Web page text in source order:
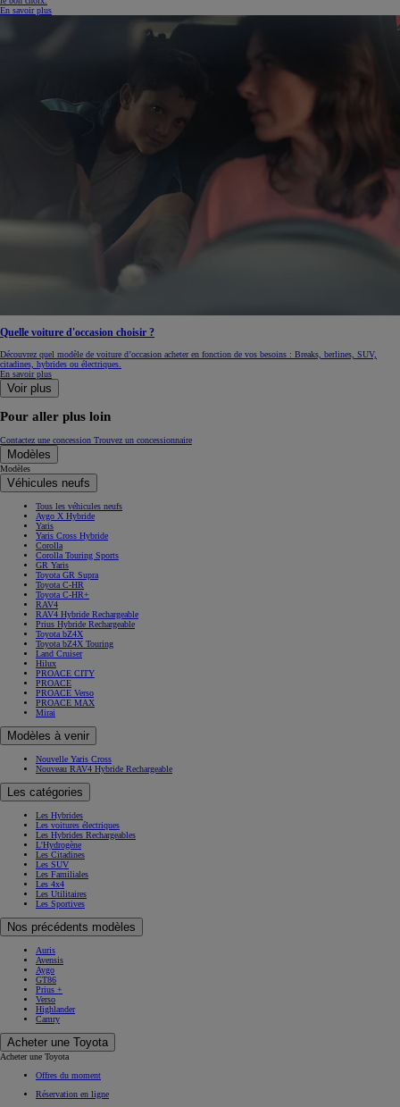
En savoir plus
Quelle voiture d'occasion choisir ?
Découvrez quel modèle de voiture d’occasion acheter en fonction de vos besoins : Breaks, berlines, SUV,
citadines, hybrides ou électriques.
En savoir plus
Voir plus
Pour aller plus loin
Contactez une concession Trouvez un concessionnaire
Modèles
Modèles
Véhicules neufs
Tous les véhicules neufs
Aygo X Hybride
Yaris
Yaris Cross Hybride
Corolla
Corolla Touring Sports
GR Yaris
Toyota GR Supra
Toyota C-HR
Toyota C-HR+
RAV4
RAV4 Hybride Rechargeable
Prius Hybride Rechargeable
Toyota bZ4X
Toyota bZ4X Touring
Land Cruiser
Hilux
PROACE CITY
PROACE
PROACE Verso
PROACE MAX
Mirai
Modèles à venir
Nouvelle Yaris Cross
Nouveau RAV4 Hybride Rechargeable
Les catégories
Les Hybrides
Les voitures électriques
Les Hybrides Rechargeables
L'Hydrogène
Les Citadines
Les SUV
Les Familiales
Les 4x4
Les Utilitaires
Les Sportives
Nos précédents modèles
Auris
Avensis
Aygo
GT86
Prius +
Verso
Highlander
Camry
Acheter une Toyota
Acheter une Toyota
Offres du moment
Réservation en ligne